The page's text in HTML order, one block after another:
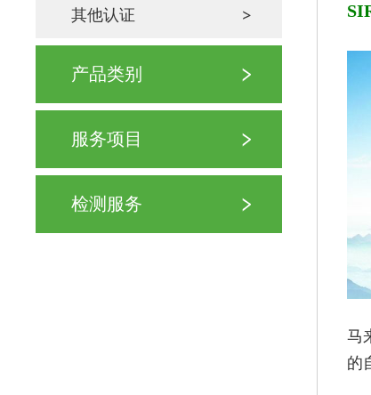
其他认证
产品类别
服务项目
检测服务
马
的